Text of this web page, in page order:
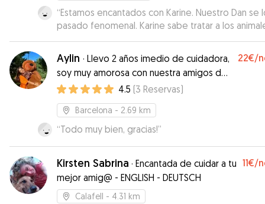
“Estamos encantados con Karine. Nuestro Dan se
pasado fenomenal. Karine sabe tratar a los
les da mucho afecto y cariño. Me ha llamado la
atención positivamente que cada día lo haya
pasear aunque en la casa ya dispone de mucho
espacio. Esto demuestra lo buena profesional que
Espero que en el futuro, cuando se presente la
ocasión, podamos seguir contando con sus
Dan estará encantado.”
Aylin · Llevo 2 años imedio de cuidadora,
soy muy amorosa con nuestra amigos de
4 patas
22€/
4.5 (3 Reservas)
Barcelona - 2.69 km
“Todo muy bien, gracias!”
Kirsten Sabrina · Encantada de cuidar a tu
mejor amig@ - ENGLISH - DEUTSCH
11€/
Calafell - 4.31 km